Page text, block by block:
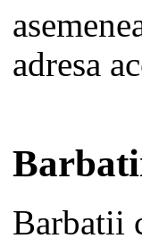
adresa
Barbatii